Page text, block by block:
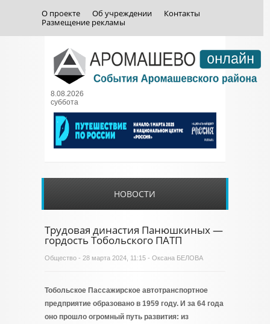
О проекте Об учреждении
Контакты
Размещение рекламы
8.08.2026
суббота
НОВОСТИ
Трудовая династия Панюшкиных —
гордость Тобольского ПАТП
Общество - 28 марта 2024, 11:15 - Оксана БЕЛОВА
Тобольское Пассажирское автотранспортное
предприятие образовано в 1959 году. И за 64 года
оно прошло огромный путь развития: из